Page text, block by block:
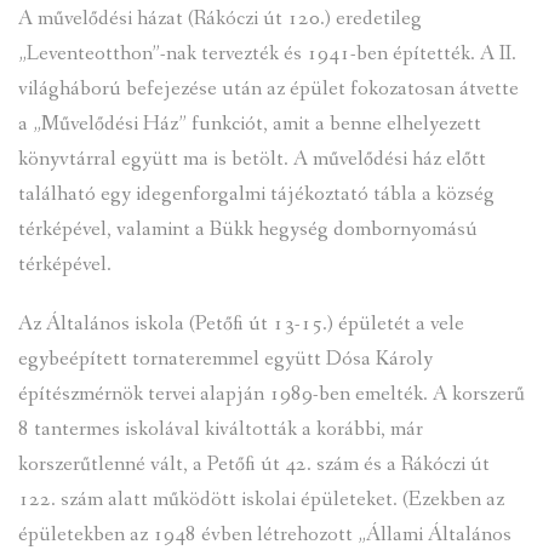
A művelődési házat (Rákóczi út 120.) eredetileg
„Leventeotthon”-nak tervezték és 1941-ben építették. A II.
világháború befejezése után az épület fokozatosan átvette
a „Művelődési Ház” funkciót, amit a benne elhelyezett
könyvtárral együtt ma is betölt. A művelődési ház előtt
található egy idegenforgalmi tájékoztató tábla a község
térképével, valamint a Bükk hegység dombornyomású
térképével.
Az Általános iskola (Petőfi út 13-15.) épületét a vele
egybeépített tornateremmel együtt Dósa Károly
építészmérnök tervei alapján 1989-ben emelték. A korszerű
8 tantermes iskolával kiváltották a korábbi, már
korszerűtlenné vált, a Petőfi út 42. szám és a Rákóczi út
122. szám alatt működött iskolai épületeket. (Ezekben az
épületekben az 1948 évben létrehozott „Állami Általános